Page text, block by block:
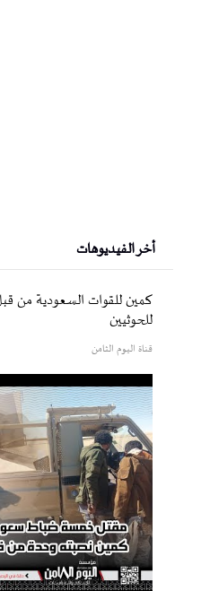
أخر الفيديوهات
كمين للقوات السعودية من
للحوثيين
قناة اليوم الثامن